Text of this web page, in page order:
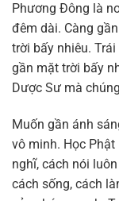
Phương Đông là
đêm dài. Càng
trời bấy nhiêu.
gần mặt trời bấy
Dược Sư mà
Muốn gần ánh
vô minh. Học
nghĩ, cách nói
cách sống, cách